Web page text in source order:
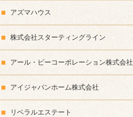
アズマハウス
株式会社スターティングライン
アール・ビーコーポレーション株式会社
アイジャパンホーム株式会社
リベラルエステート